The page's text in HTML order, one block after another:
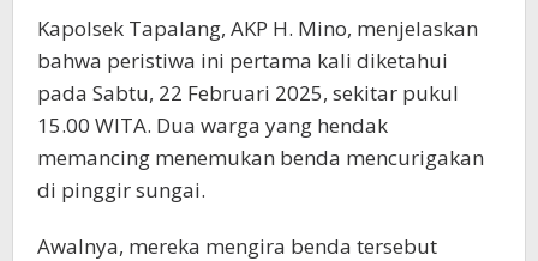
Kapolsek Tapalang, AKP H. Mino, menjelaskan
bahwa peristiwa ini pertama kali diketahui
pada Sabtu, 22 Februari 2025, sekitar pukul
15.00 WITA. Dua warga yang hendak
memancing menemukan benda mencurigakan
di pinggir sungai.
Awalnya, mereka mengira benda tersebut